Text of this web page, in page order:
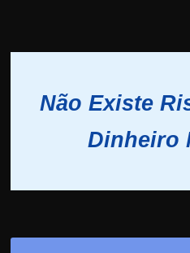
Não Existe
Dinheiro